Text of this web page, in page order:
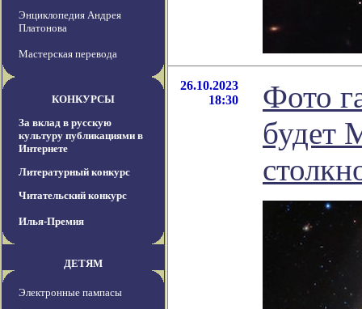
Энциклопедия Андрея
Платонова
Мастерская перевода
КОНКУРСЫ
За вклад в русскую
культуру публикациями в
Интернете
Литературный конкурс
Читательский конкурс
Илья-Премия
ДЕТЯМ
Электронные пампасы
26.10.2023
18:30
Фото
будет